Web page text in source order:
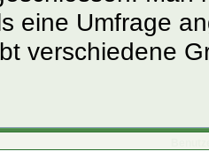
eine Umfrage
verschiedene